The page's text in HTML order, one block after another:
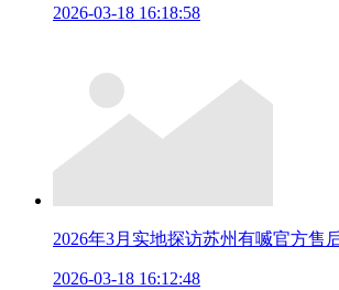
2026-03-18 16:18:58
2026年3月实地探访苏州有喴官方售
2026-03-18 16:12:48